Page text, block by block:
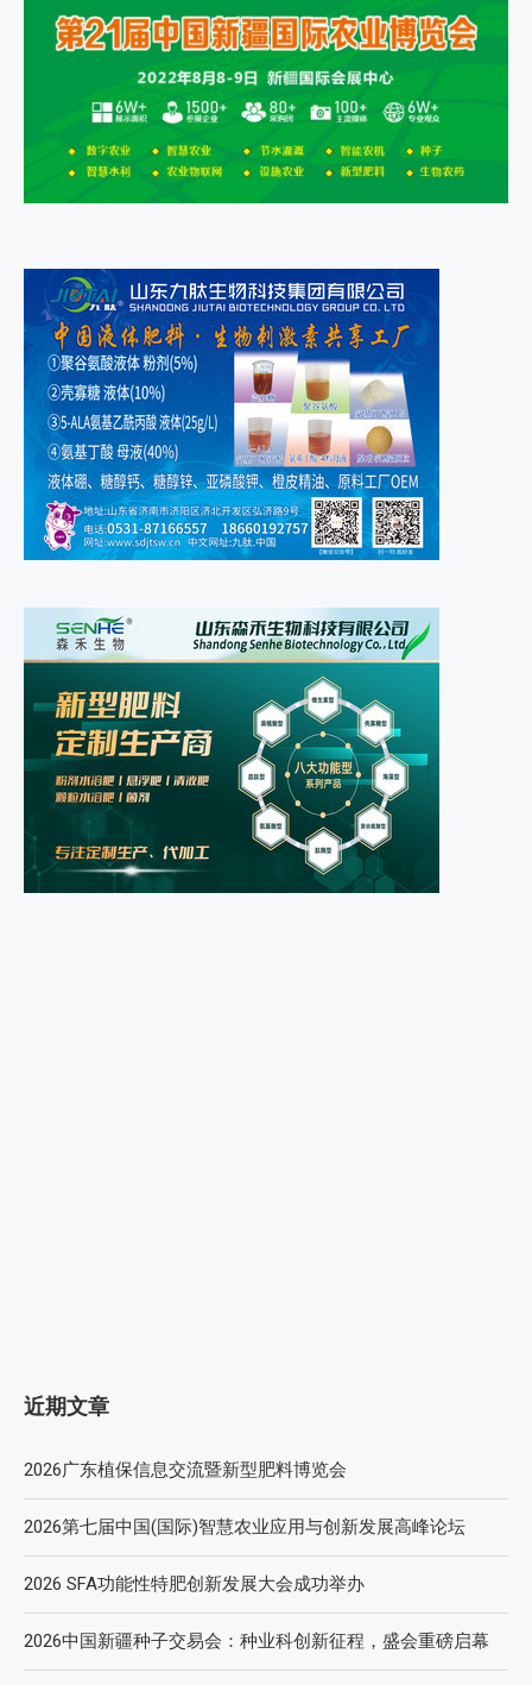
近期文章
2026广东植保信息交流暨新型肥料博览会
2026第七届中国(国际)智慧农业应用与创新发展高峰论坛
2026 SFA功能性特肥创新发展大会成功举办
2026中国新疆种子交易会：种业科创新征程，盛会重磅启幕